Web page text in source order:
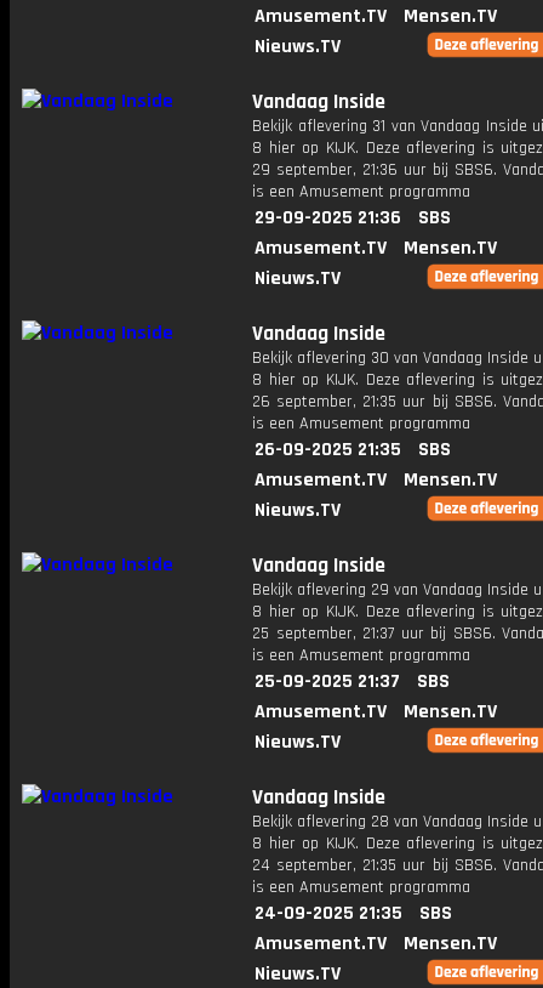
Amusement.TV
Mensen.TV
Nieuws.TV
Vandaag Inside
Bekijk aflevering 31 van Vandaag Inside
8 hier op KIJK. Deze aflevering is
29 september, 21:36 uur bij SBS6.
is een Amusement programma
29-09-2025 21:36
SBS
Amusement.TV
Mensen.TV
Nieuws.TV
Vandaag Inside
Bekijk aflevering 30 van Vandaag Inside
8 hier op KIJK. Deze aflevering is
26 september, 21:35 uur bij SBS6.
is een Amusement programma
26-09-2025 21:35
SBS
Amusement.TV
Mensen.TV
Nieuws.TV
Vandaag Inside
Bekijk aflevering 29 van Vandaag Inside
8 hier op KIJK. Deze aflevering is
25 september, 21:37 uur bij SBS6.
is een Amusement programma
25-09-2025 21:37
SBS
Amusement.TV
Mensen.TV
Nieuws.TV
Vandaag Inside
Bekijk aflevering 28 van Vandaag Inside
8 hier op KIJK. Deze aflevering is
24 september, 21:35 uur bij SBS6.
is een Amusement programma
24-09-2025 21:35
SBS
Amusement.TV
Mensen.TV
Nieuws.TV